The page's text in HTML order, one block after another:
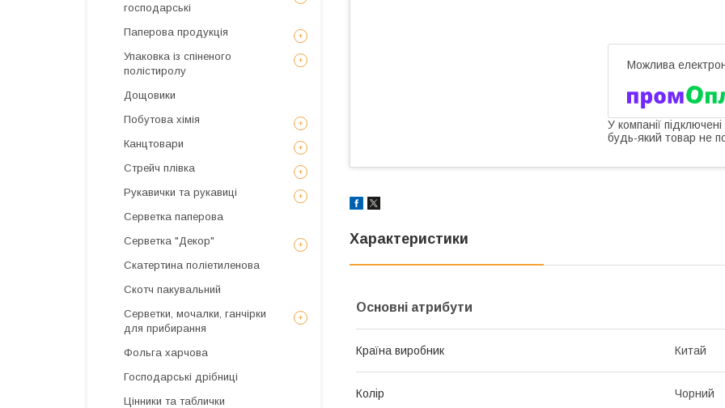
У компанії
будь-який товар не
Характеристики
Основні атрибути
Країна виробник Китай
Колір Чорний
господарські
Паперова продукція
Упаковка із спіненого
полістиролу
Дощовики
Побутова хімія
Канцтовари
Стрейч плівка
Рукавички та рукавиці
Серветка паперова
Серветка "Декор"
Скатертина поліетиленова
Скотч пакувальний
Серветки, мочалки, ганчірки
для прибирання
Фольга харчова
Господарські дрібниці
Цінники та таблички